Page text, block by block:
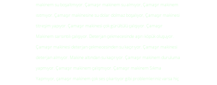
makinem su boşaltmıyor. Çamaşır makinem su almıyor, Çamaşır makinem
ısıtmıyor. Çamaşır makinesine su dolar dolmaz boşalıyor, Çamaşır makinesi
titreşim yapıyor. Çamaşır makinesi çok gürültülü çalışıyor. Çamaşır
Makinem sarsıntılı çalışıyor. Deterjan çekmecesinde aşırı köpük oluşuyor.
Çamaşır makinesi deterjan çekmecesinden su kaçırıyor. Çamaşır makinesi
deterjan almıyor. Makine altından su kaçırıyor. Çamaşır makinem duruluma
yapmıyor. Çamaşır makinem çalışmıyor. Çamaşır makinem Sıkma
Yapmıyor, çamaşır makinem çok ses çıkartıyor gibi problemleriniz varsa hiç